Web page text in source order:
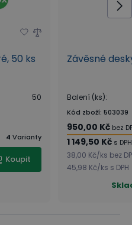
50 ks
50
4 Varianty
Koupit
Závěsné
Balení (ks):
Kód zboží: 503039
950,00 Kč bez
1 149,50 Kč s DPH
38,00 Kč/ks bez
45,98 Kč/ks s DPH